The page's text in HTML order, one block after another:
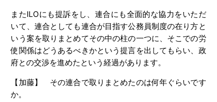
またILOにも提訴をし、連合にも全面的な協力をいただ
いて、連合としても連合が目指す公務員制度の在り方と
いう案を取りまとめてその中の柱の一つに、そこでの労
使関係はどうあるべきかという提言を出してもらい、政
府との交渉を進めたという経過があります。
【加藤】 その連合で取りまとめたのは何年ぐらいです
か。